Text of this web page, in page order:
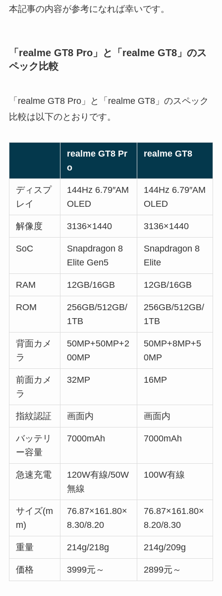
本記事の内容が参考になれば幸いです。
「realme GT8 Pro」と「realme GT8」のス
ペック比較
「realme GT8 Pro」と「realme GT8」のスペック
比較は以下のとおりです。
realme GT8 Pr
o
realme GT8
ディスプ
レイ
144Hz 6.79″AM
OLED
144Hz 6.79″AM
OLED
解像度 3136×1440 3136×1440
SoC
Snapdragon 8
Elite Gen5
Snapdragon 8
Elite
RAM 12GB/16GB 12GB/16GB
ROM
256GB/512GB/
1TB
256GB/512GB/
1TB
背面カメ
ラ
50MP+50MP+2
00MP
50MP+8MP+5
0MP
前面カメ
ラ
32MP 16MP
指紋認証 画面内 画面内
バッテリ
ー容量
7000mAh 7000mAh
急速充電
120W有線/50W
無線
100W有線
サイズ(m
m)
76.87×161.80×
8.30/8.20
76.87×161.80×
8.20/8.30
重量 214g/218g 214g/209g
価格 3999元～ 2899元～